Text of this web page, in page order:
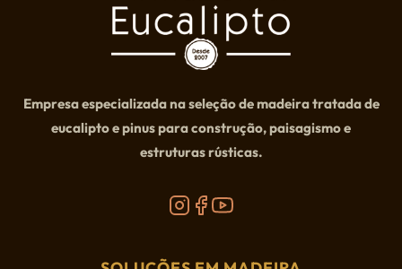
Empresa especializada na seleção de madeira tratada de
eucalipto e pinus para construção, paisagismo e
estruturas rústicas.